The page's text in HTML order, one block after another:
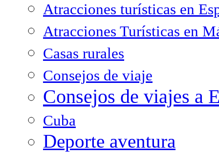
Atracciones turísticas en
Atracciones Turísticas en
Casas rurales
Consejos de viaje
Consejos de viajes a
Cuba
Deporte aventura